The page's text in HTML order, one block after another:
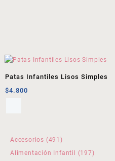
Patas Infantiles Lisos Simples
$4.800
Accesorios 491 491
productos
Alimentación Infantil 197197